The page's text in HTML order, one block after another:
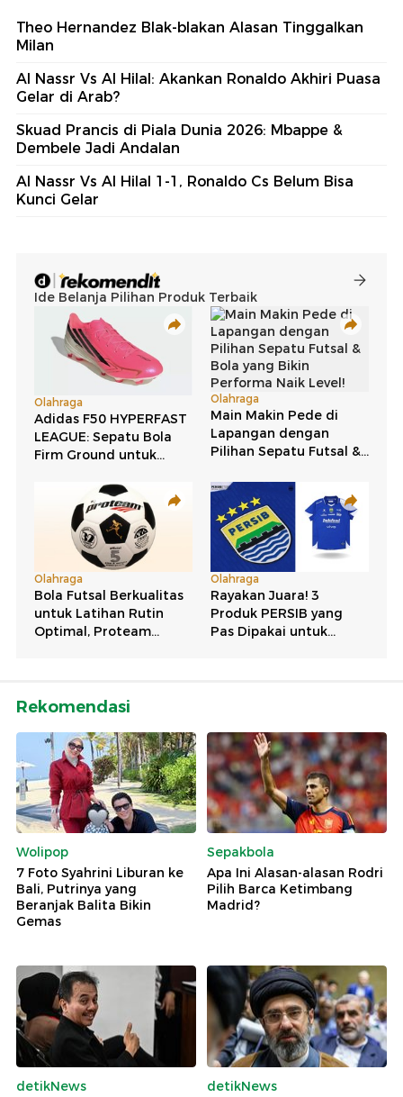
Theo Hernandez Blak-blakan Alasan Tinggalkan
Milan
Al Nassr Vs Al Hilal: Akankan Ronaldo Akhiri Puasa
Gelar di Arab?
Skuad Prancis di Piala Dunia 2026: Mbappe &
Dembele Jadi Andalan
Al Nassr Vs Al Hilal 1-1, Ronaldo Cs Belum Bisa
Kunci Gelar
Rekomendasi
Wolipop
7 Foto Syahrini Liburan ke
Bali, Putrinya yang
Beranjak Balita Bikin
Gemas
Sepakbola
Apa Ini Alasan-alasan Rodri
Pilih Barca Ketimbang
Madrid?
detikNews
detikNews